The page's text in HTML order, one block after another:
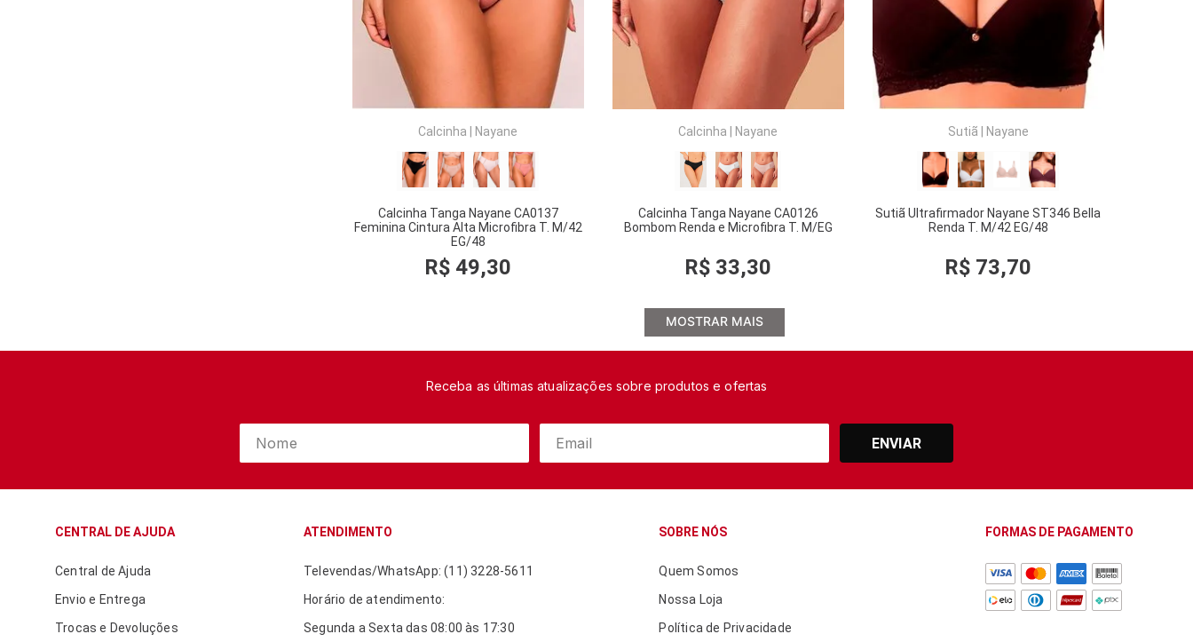
Calcinha Nayane
Calcinha Tanga Nayane CA0137
Feminina Cintura Alta Microfibra T. M/42
EG/48
R$ 49,30
COMPRAR
Calcinha Nayane
Calcinha Tanga Nayane CA0126
Bombom Renda e Microfibra T. M/EG
R$ 33,30
COMPRAR
Sutiã Nayane
Sutiã Ultrafirmador Nayane ST346 Bella
Renda T. M/42 EG/48
R$ 73,70
COMPRAR
MOSTRAR MAIS
Receba as últimas atualizações sobre produtos e ofertas
ENVIAR
CENTRAL DE AJUDA
Central de Ajuda
Envio e Entrega
Trocas e Devoluções
ATENDIMENTO
Televendas/WhatsApp: (11) 3228-5611
Horário de atendimento:
Segunda a Sexta das 08:00 às 17:30
SOBRE NÓS
Quem Somos
Nossa Loja
Política de Privacidade
FORMAS DE PAGAMENTO